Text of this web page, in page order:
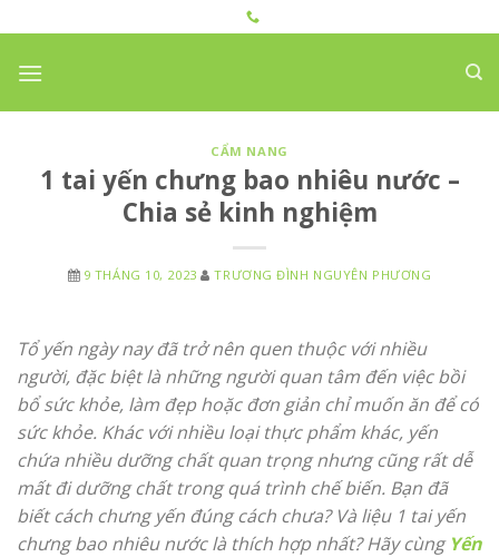
to
content
CẨM NANG
1 tai yến chưng bao nhiêu nước –
Chia sẻ kinh nghiệm
9 THÁNG 10, 2023 TRƯƠNG ĐÌNH NGUYÊN PHƯƠNG
Tổ yến ngày nay đã trở nên quen thuộc với nhiều
người, đặc biệt là những người quan tâm đến việc bồi
bổ sức khỏe, làm đẹp hoặc đơn giản chỉ muốn ăn để có
sức khỏe. Khác với nhiều loại thực phẩm khác, yến
chứa nhiều dưỡng chất quan trọng nhưng cũng rất dễ
mất đi dưỡng chất trong quá trình chế biến. Bạn đã
biết cách chưng yến đúng cách chưa? Và liệu 1 tai yến
chưng bao nhiêu nước là thích hợp nhất? Hãy cùng Yến